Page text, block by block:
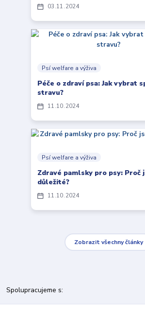
03 11 2024
11 10 2024
Psí welfare a výživa
Péče o zdraví psa: Jak vybrat
stravu?
11 10 2024
Psí welfare a výživa
Zdravé pamlsky pro psy: Proč
důležité?
Zobrazit všechny články
Spolupracujeme s: